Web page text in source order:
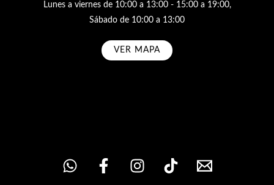
Lunes a viernes de 10:00 a 13:00 - 15:00 a 19:00,
Sábado de 10:00 a 13:00
VER MAPA